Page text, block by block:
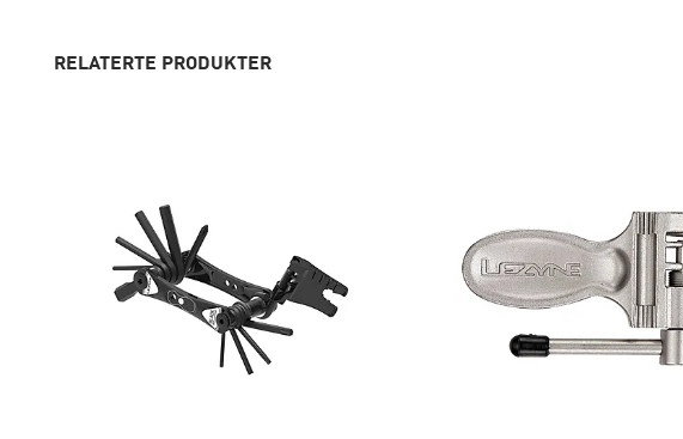
RELATERTE PRODUKTER